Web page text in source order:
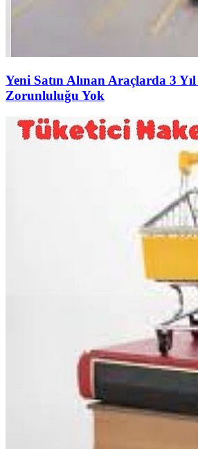
Yeni Satın Alınan Araçlarda 3
Zorunluluğu Yok